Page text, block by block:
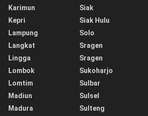
Karimun
Kepri
Lampung
Langkat
Lingga
Lombok
Lomtim
Madiun
Madura
Siak
Siak Hulu
Solo
Sragen
Sragen
Sukoharjo
Sulbar
Sulsel
Sulteng